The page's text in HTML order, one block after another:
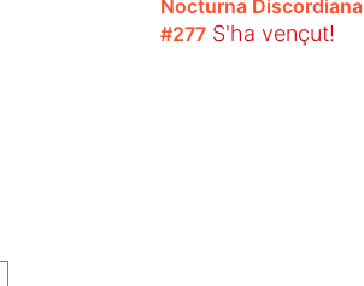
Nocturna Discordiana
#277 S'ha vençut!